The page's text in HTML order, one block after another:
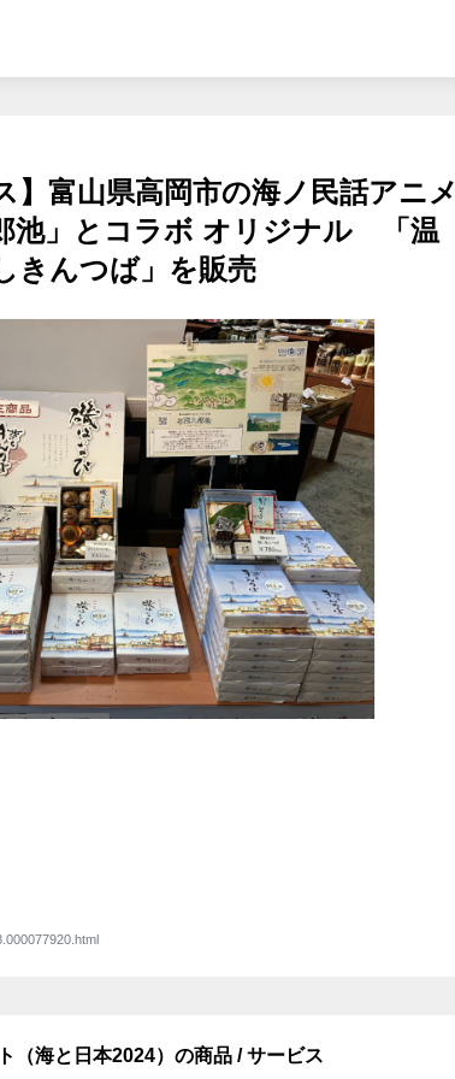
】富山県高岡市の海ノ民話アニメ
池」とコラボ オリジナル 「温
きんつば」を販売
（海と日本2024）の商品 / サービス